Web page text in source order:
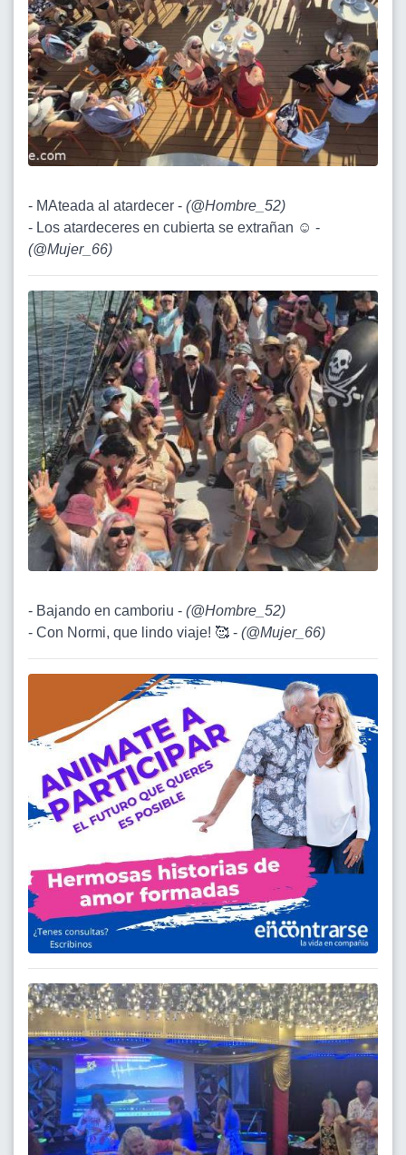
- MAteada al atardecer - (@Hombre_52)
- Los atardeceres en cubierta se extrañan ☺️ -
(@Mujer_66)
- Bajando en camboriu - (@Hombre_52)
- Con Normi, que lindo viaje! 🥰 - (@Mujer_66)